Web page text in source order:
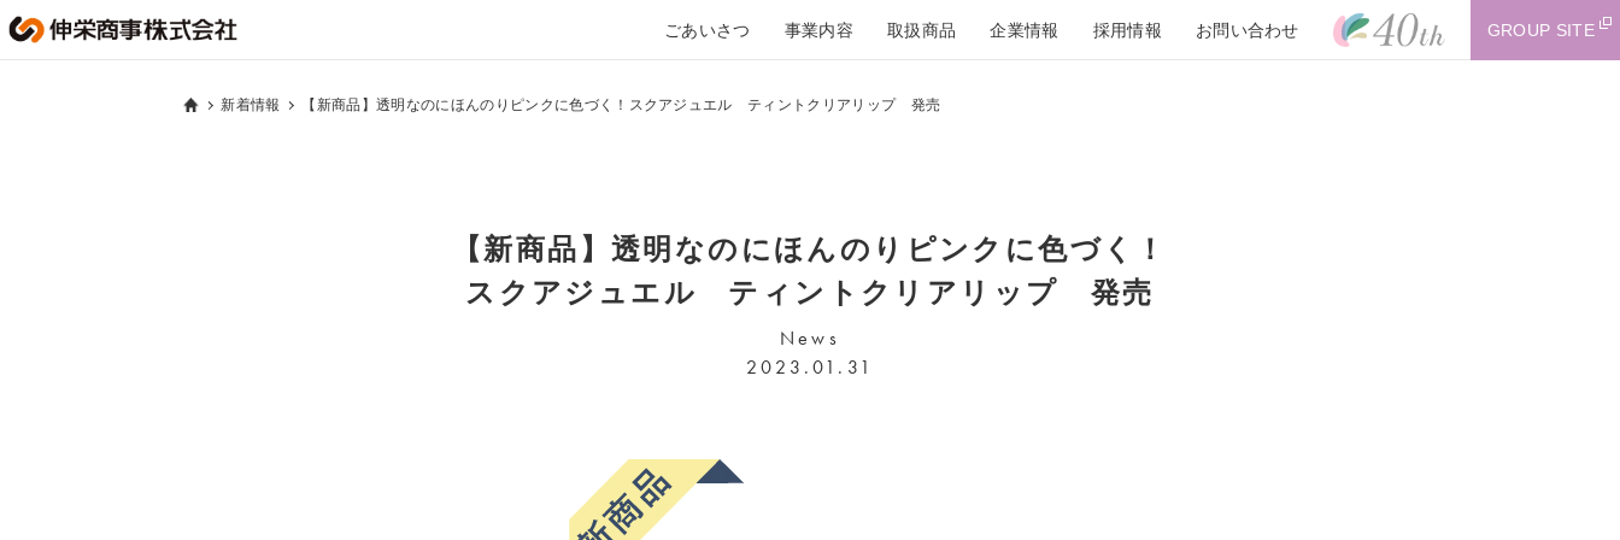
ごあいさつ 事業内容 取扱商品 企業情報 採用情報 お問い合わせ GROUP SITE
新着情報 【新商品】透明なのにほんのりピンクに色づく！スクアジュエル ティントクリアリップ 発売
【新商品】透明なのにほんのりピンクに色づく！
スクアジュエル ティントクリアリップ 発売
News
2023.01.31